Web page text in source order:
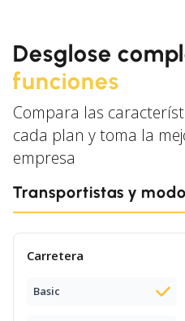
Desglose
funciones
Compara las
cada plan y toma la
empresa
Transportistas y
Carretera
Basic